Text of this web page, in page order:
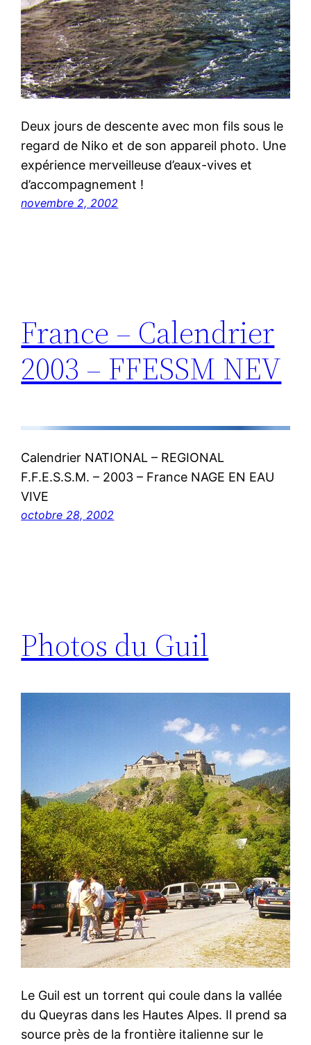
Deux jours de descente avec mon fils sous le
regard de Niko et de son appareil photo. Une
expérience merveilleuse d’eaux-vives et
d’accompagnement !
novembre 2, 2002
France – Calendrier
2003 – FFESSM NEV
Calendrier NATIONAL – REGIONAL
F.F.E.S.S.M. – 2003 – France NAGE EN EAU
VIVE
octobre 28, 2002
Photos du Guil
Le Guil est un torrent qui coule dans la vallée
du Queyras dans les Hautes Alpes. Il prend sa
source près de la frontière italienne sur le